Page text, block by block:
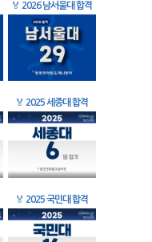
🏅 2026 남서울대 합격
🏅 2025 세종대 합격
🏅 2025 국민대 합격